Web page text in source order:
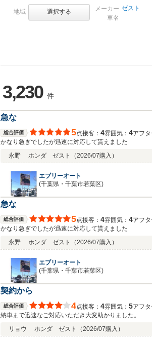
地域 選択する
メーカー
車名
ゼスト
3,230 件
急な
総合評価 5点接客： 4雰囲気： 4アフタ
かなり急ぎでしたが迅速に対応して貰えました
永野
ホンダ ゼスト （2026/07購入）
エブリーオート
(千葉県・千葉市若葉区)
急な
総合評価 5点接客： 4雰囲気： 4アフタ
かなり急ぎでしたが迅速に対応して貰えました
永野
ホンダ ゼスト （2026/07購入）
エブリーオート
(千葉県・千葉市若葉区)
契約から
総合評価 4点接客： 4雰囲気： 5アフタ
納車まで迅速なご対応いただき大変助かりました。
リョウ
ホンダ ゼスト （2026/07購入）